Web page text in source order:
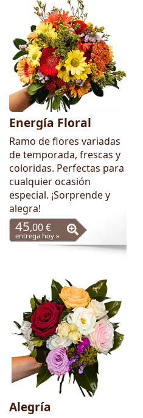
Energía Floral
Ramo de flores variadas
de temporada, frescas y
coloridas. Perfectas para
cualquier ocasión
especial. ¡Sorprende y
alegra!
45,00 €
entrega hoy »
Alegría